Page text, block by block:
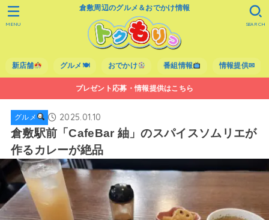
倉敷周辺のグルメ＆おでかけ情報
新店舗 グルメ🍽 おでかけ 番組情報 情報提供✉
SEARCH
MENU
プレゼント応募・情報提供はこちら
グルメ 2025.01.10
倉敷駅前「CafeBar 紬」のスパイスソムリエが
作るカレーが絶品